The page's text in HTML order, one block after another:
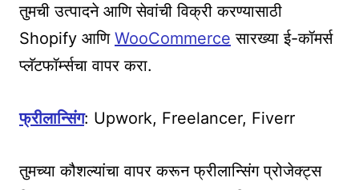
तुमची उत्पादने आणि सेवांची विक्री करण्यासाठी
Shopify आणि WooCommerce सारख्या ई-कॉमर्स
प्लॅटफॉर्म्सचा वापर करा.
फ्रीलान्सिंग: Upwork, Freelancer, Fiverr
तुमच्या कौशल्यांचा वापर करून फ्रीलान्सिंग प्रोजेक्ट्स